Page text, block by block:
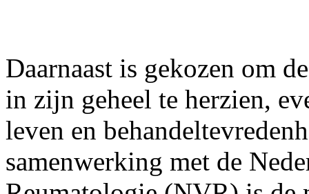
Daarnaast is gekozen om
in zijn geheel te herzien,
leven en
samenwerking met de